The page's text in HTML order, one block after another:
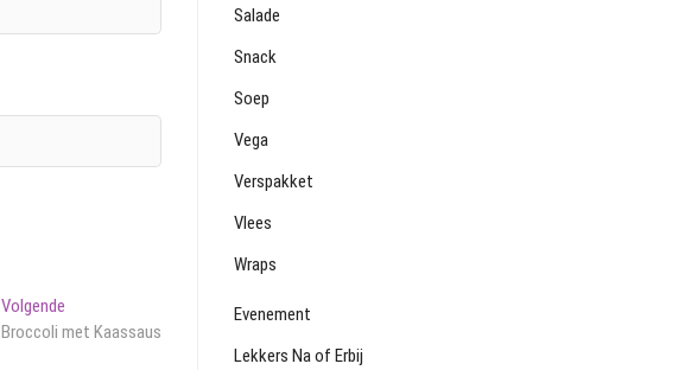
Volgende
bericht:
Broccoli met Kaassaus
Salade
Snack
Soep
Vega
Verspakket
Vlees
Wraps
Evenement
Lekkers Na of Erbij